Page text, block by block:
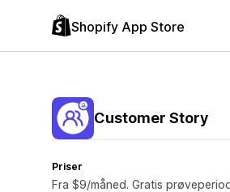
Shopify App Store
Customer Story
Priser
Fra $9/måned. Gratis